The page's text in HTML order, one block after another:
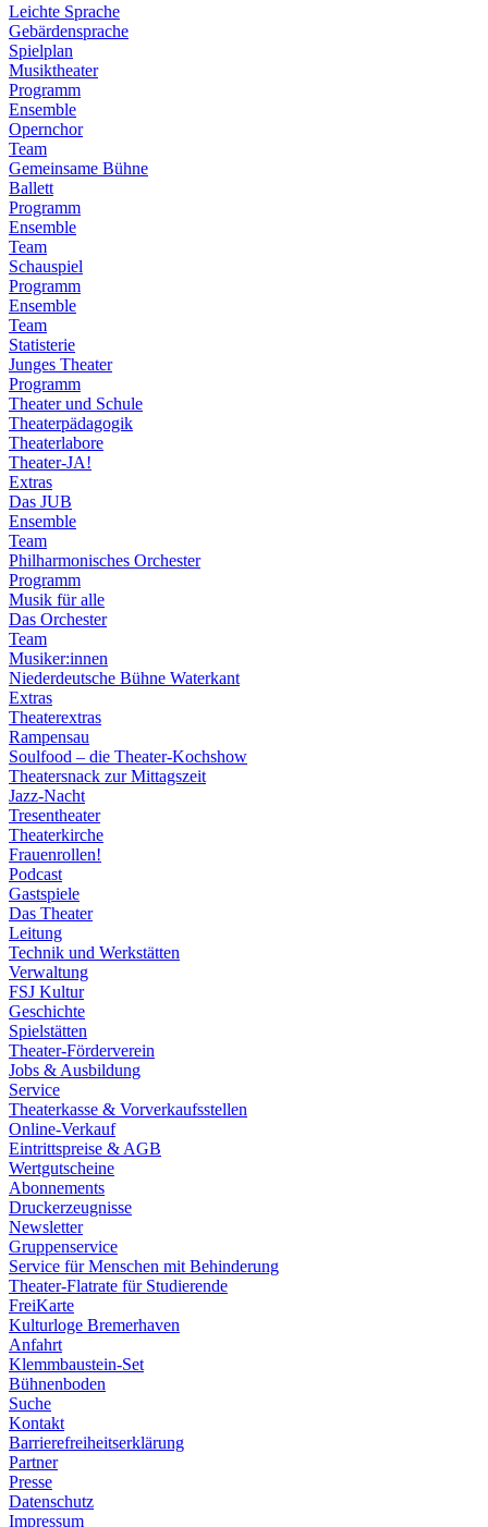
Leichte Sprache
Gebärdensprache
Spielplan
Musiktheater
Programm
Ensemble
Opernchor
Team
Gemeinsame Bühne
Ballett
Programm
Ensemble
Team
Schauspiel
Programm
Ensemble
Team
Statisterie
Junges Theater
Programm
Theater und Schule
Theaterpädagogik
Theaterlabore
Theater-JA!
Extras
Das JUB
Ensemble
Team
Philharmonisches Orchester
Programm
Musik für alle
Das Orchester
Team
Musiker:innen
Niederdeutsche Bühne Waterkant
Extras
Theaterextras
Rampensau
Soulfood – die Theater-Kochshow
Theatersnack zur Mittagszeit
Jazz-Nacht
Tresentheater
Theaterkirche
Frauenrollen!
Podcast
Gastspiele
Das Theater
Leitung
Technik und Werkstätten
Verwaltung
FSJ Kultur
Geschichte
Spielstätten
Theater-Förderverein
Jobs & Ausbildung
Service
Theaterkasse & Vorverkaufsstellen
Online-Verkauf
Eintrittspreise & AGB
Wertgutscheine
Abonnements
Druckerzeugnisse
Newsletter
Gruppenservice
Service für Menschen mit Behinderung
Theater-Flatrate für Studierende
FreiKarte
Kulturloge Bremerhaven
Anfahrt
Klemmbaustein-Set
Bühnenboden
Suche
Kontakt
Barrierefreiheitserklärung
Partner
Presse
Datenschutz
Impressum